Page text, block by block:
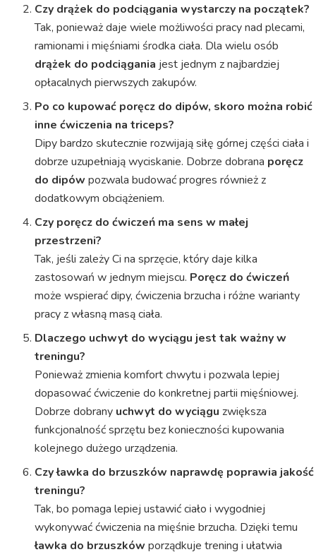
Czy drążek do podciągania wystarczy na początek?
Tak, ponieważ daje wiele możliwości pracy nad plecami,
ramionami i mięśniami środka ciała. Dla wielu osób
drążek do podciągania jest jednym z najbardziej
opłacalnych pierwszych zakupów.
Po co kupować poręcz do dipów, skoro można robić
inne ćwiczenia na triceps?
Dipy bardzo skutecznie rozwijają siłę górnej części ciała i
dobrze uzupełniają wyciskanie. Dobrze dobrana poręcz
do dipów pozwala budować progres również z
dodatkowym obciążeniem.
Czy poręcz do ćwiczeń ma sens w małej
przestrzeni?
Tak, jeśli zależy Ci na sprzęcie, który daje kilka
zastosowań w jednym miejscu. Poręcz do ćwiczeń
może wspierać dipy, ćwiczenia brzucha i różne warianty
pracy z własną masą ciała.
Dlaczego uchwyt do wyciągu jest tak ważny w
treningu?
Ponieważ zmienia komfort chwytu i pozwala lepiej
dopasować ćwiczenie do konkretnej partii mięśniowej.
Dobrze dobrany uchwyt do wyciągu zwiększa
funkcjonalność sprzętu bez konieczności kupowania
kolejnego dużego urządzenia.
Czy ławka do brzuszków naprawdę poprawia jakość
treningu?
Tak, bo pomaga lepiej ustawić ciało i wygodniej
wykonywać ćwiczenia na mięśnie brzucha. Dzięki temu
ławka do brzuszków porządkuje trening i ułatwia